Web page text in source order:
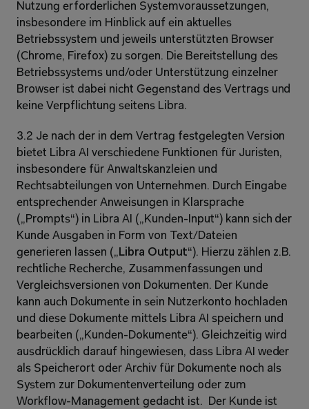
Nutzung erforderlichen Systemvoraussetzungen,
insbesondere im Hinblick auf ein aktuelles
Betriebssystem und jeweils unterstützten Browser
(Chrome, Firefox) zu sorgen. Die Bereitstellung des
Betriebssystems und/oder Unterstützung einzelner
Browser ist dabei nicht Gegenstand des Vertrags und
keine Verpflichtung seitens Libra.
3.2 Je nach der in dem Vertrag festgelegten Version
bietet Libra AI verschiedene Funktionen für Juristen,
insbesondere für Anwaltskanzleien und
Rechtsabteilungen von Unternehmen. Durch Eingabe
entsprechender Anweisungen in Klarsprache
(„Prompts“) in Libra AI („Kunden-Input“) kann sich der
Kunde Ausgaben in Form von Text/Dateien
generieren lassen („ Libra Output“). Hierzu zählen z.B.
rechtliche Recherche, Zusammenfassungen und
Vergleichsversionen von Dokumenten. Der Kunde
kann auch Dokumente in sein Nutzerkonto hochladen
und diese Dokumente mittels Libra AI speichern und
bearbeiten („Kunden-Dokumente“). Gleichzeitig wird
ausdrücklich darauf hingewiesen, dass Libra AI weder
als Speicherort oder Archiv für Dokumente noch als
System zur Dokumentenverteilung oder zum
Workflow-Management gedacht ist.  Der Kunde ist